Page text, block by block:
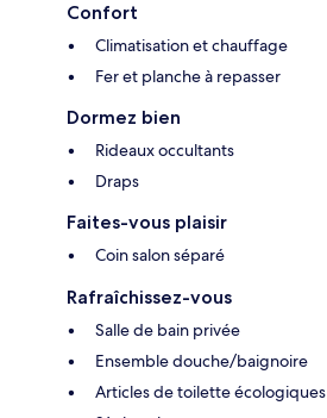
Confort
Climatisation et chauffage
Fer et planche à repasser
Dormez bien
Rideaux occultants
Draps
Faites-vous plaisir
Coin salon séparé
Rafraîchissez-vous
Salle de bain privée
Ensemble douche/baignoire
Articles de toilette écologiques